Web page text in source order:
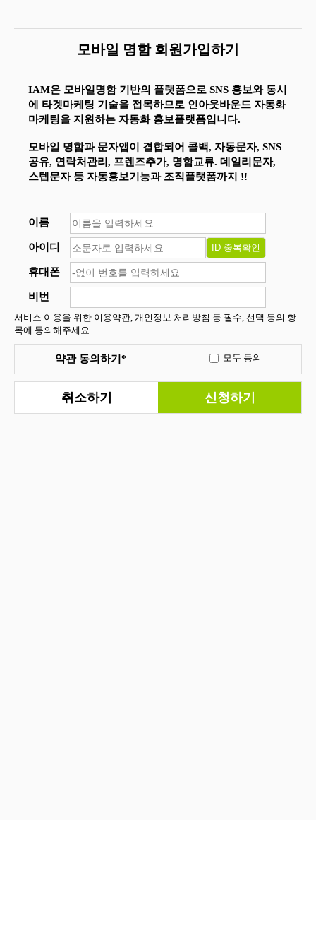
모바일 명함 회원가입하기
IAM은 모바일명함 기반의 플랫폼으로 SNS 홍보와 동시
에 타겟마케팅 기술을 접목하므로 인아웃바운드 자동화
마케팅을 지원하는 자동화 홍보플랫폼입니다.
모바일 명함과 문자앱이 결합되어 콜백, 자동문자, SNS
공유, 연락처관리, 프렌즈추가, 명함교류. 데일리문자,
스텝문자 등 자동홍보기능과 조직플랫폼까지 !!
이름
아이디
휴대폰
비번
서비스 이용을 위한 이용약관, 개인정보 처리방침 등 필수, 선택 등의 항
목에 동의해주세요.
약관 동의하기* 모두 동의
취소하기 신청하기